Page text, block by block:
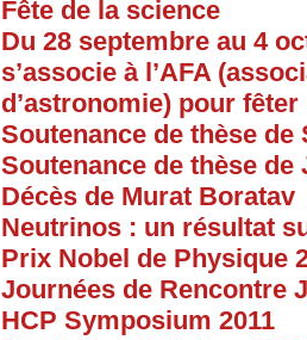
Fête de la science
Du 28 septembre au 4
s’associe à l’AFA
d’astronomie) pour fêter
Soutenance de thèse
Soutenance de thèse
Décès de Murat Boratav
Neutrinos : un résultat
Prix Nobel de Physique
Journées de Rencontre
HCP Symposium 2011